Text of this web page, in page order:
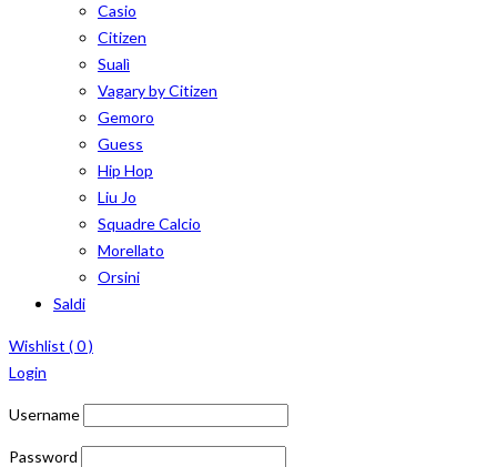
Casio
Citizen
Sualì
Vagary by Citizen
Gemoro
Guess
Hip Hop
Liu Jo
Squadre Calcio
Morellato
Orsini
Saldi
Wishlist (0)
Login
Username
Password